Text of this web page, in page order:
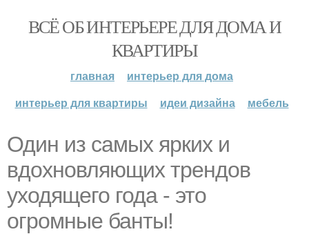
ВСЁ ОБ ИНТЕРЬЕРЕ ДЛЯ ДОМА И
КВАРТИРЫ
главная
интерьер для дома
интерьер для квартиры
идеи дизайна мебель
Один из самых ярких и
вдохновляющих трендов
уходящего года - это
огромные банты!